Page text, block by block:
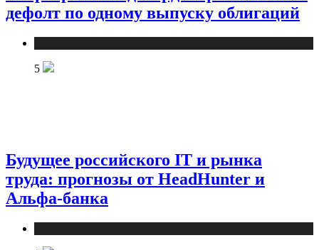
дефолт по одному выпуску облигаций
5
Будущее российского IT и рынка
труда: прогнозы от HeadHunter и
Альфа-банка